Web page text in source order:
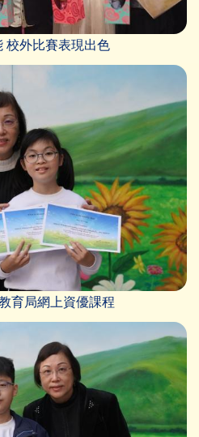
校外比賽表現出色
育局網上資優課程